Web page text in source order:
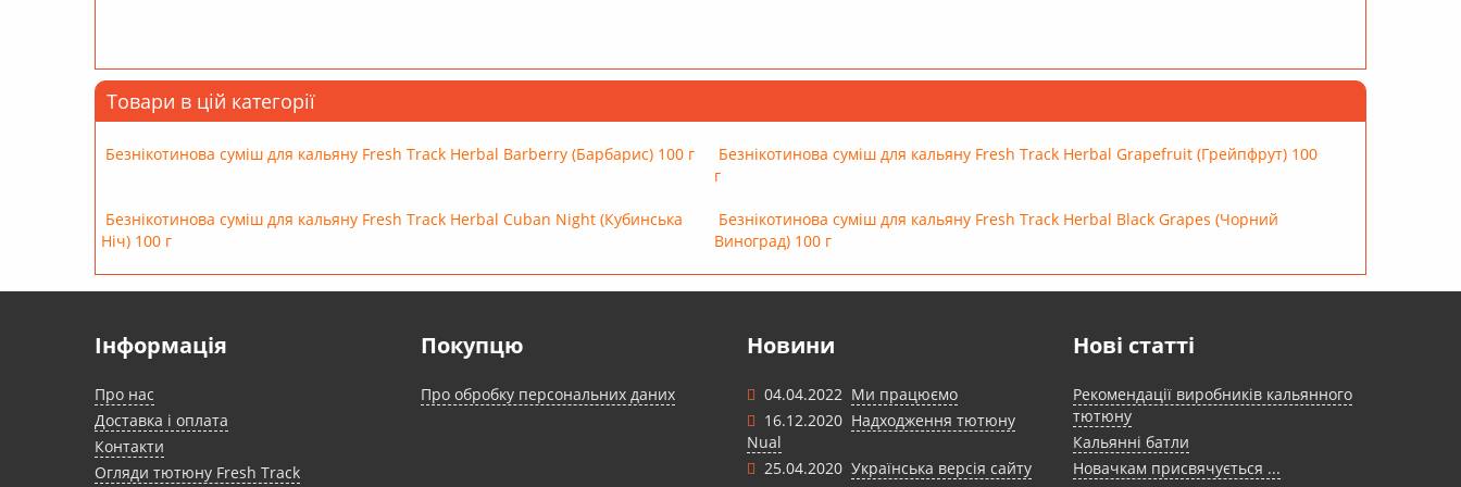
Товари в цій категорії
Безнікотинова суміш для кальяну Fresh Track Herbal Barberry (Барбарис) 100 г
Безнікотинова суміш для кальяну Fresh Track Herbal Grapefruit (Грейпфрут) 100
г
Безнікотинова суміш для кальяну Fresh Track Herbal Cuban Night (Кубинська
Ніч) 100 г
Безнікотинова суміш для кальяну Fresh Track Herbal Black Grapes (Чорний
Виноград) 100 г
Інформація
Про нас
Доставка і оплата
Контакти
Огляди тютюну Fresh Track
Покупцю
Про обробку персональних даних
Новини
04.04.2022 Ми працюємо
16.12.2020 Надходження тютюну
Nual
25.04.2020 Українська версія сайту
Нові статті
Рекомендації виробників кальянного
тютюну
Кальянні батли
Новачкам присвячується ...